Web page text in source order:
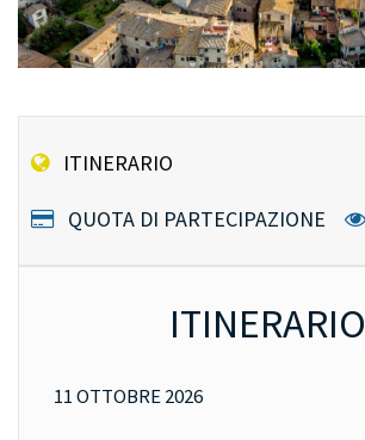
ITINERARIO
QUOTA DI PARTECIPAZIONE
ITINERARIO
11 OTTOBRE 2026